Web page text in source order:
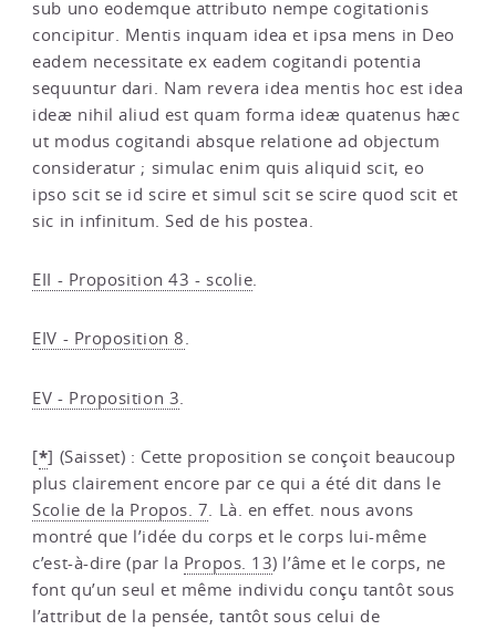
sub uno eodemque attributo nempe cogitationis
concipitur. Mentis inquam idea et ipsa mens in Deo
eadem necessitate ex eadem cogitandi potentia
sequuntur dari. Nam revera idea mentis hoc est idea
ideæ nihil aliud est quam forma ideæ quatenus hæc
ut modus cogitandi absque relatione ad objectum
consideratur ; simulac enim quis aliquid scit, eo
ipso scit se id scire et simul scit se scire quod scit et
sic in infinitum. Sed de his postea.
EII - Proposition 43 - scolie.
EIV - Proposition 8.
EV - Proposition 3
[*] (Saisset) : Cette proposition se conçoit beaucoup
plus clairement encore par ce qui a été dit dans le
Scolie de la Propos. 7. Là. en effet. nous avons
montré que l’idée du corps et le corps lui-même
c’est-à-dire (par la Propos. 13) l’âme et le corps, ne
font qu’un seul et même individu conçu tantôt sous
l’attribut de la pensée, tantôt sous celui de